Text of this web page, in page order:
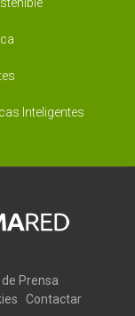
Inteligentes
de Prensa
Contactar